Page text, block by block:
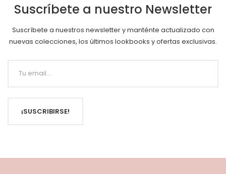
Suscríbete a nuestro Newsletter
Suscríbete a nuestros newsletter y manténte actualizado con
nuevas colecciones, los últimos lookbooks y ofertas exclusivas.
¡SUSCRIBIRSE!